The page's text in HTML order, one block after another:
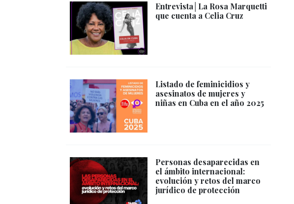
Entrevista│La Rosa Marquetti
que cuenta a Celia Cruz
Listado de feminicidios y
asesinatos de mujeres y
niñas en Cuba en el año 2025
Personas desaparecidas en
el ámbito internacional:
evolución y retos del marco
jurídico de protección